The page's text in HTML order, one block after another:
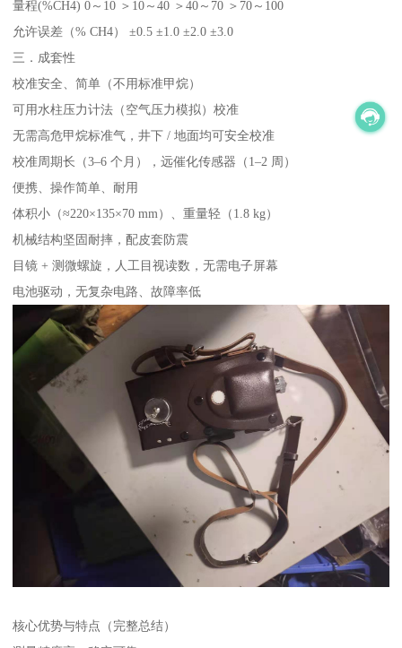
量程(%CH4) 0～10 ＞10～40 ＞40～70 ＞70～100
允许误差（% CH4） ±0.5 ±1.0 ±2.0 ±3.0
三．成套性
校准安全、简单（不用标准甲烷）
可用水柱压力计法（空气压力模拟）校准
无需高危甲烷标准气，井下 / 地面均可安全校准
校准周期长（3–6 个月），远催化传感器（1–2 周）
便携、操作简单、耐用
体积小（≈220×135×70 mm）、重量轻（1.8 kg）
机械结构坚固耐摔，配皮套防震
目镜 + 测微螺旋，人工目视读数，无需电子屏幕
电池驱动，无复杂电路、故障率低
核心优势与特点（完整总结）